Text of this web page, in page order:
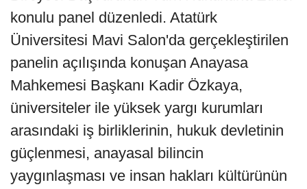
konulu panel düzenledi. Atatürk
Üniversitesi Mavi Salon'da gerçekleştirilen
panelin açılışında konuşan Anayasa
Mahkemesi Başkanı Kadir Özkaya,
üniversiteler ile yüksek yargı kurumları
arasındaki iş birliklerinin, hukuk devletinin
güçlenmesi, anayasal bilincin
yaygınlaşması ve insan hakları kültürünün